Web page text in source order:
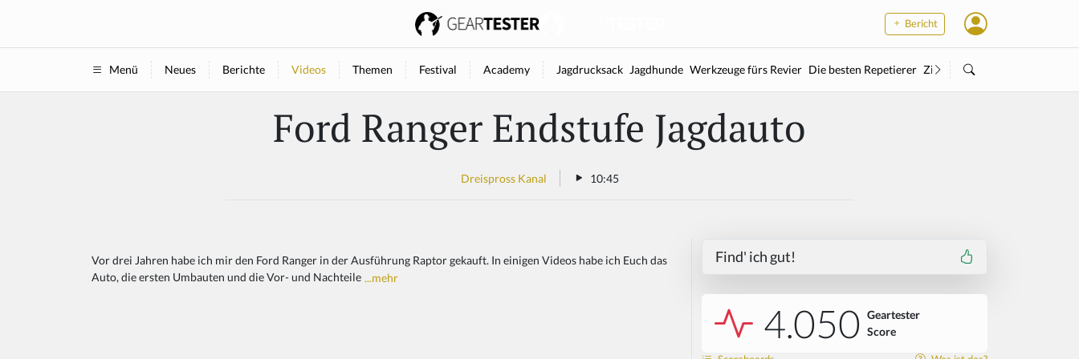
Bericht
Menü Neues Berichte Videos Themen Festival Academy Jagdrucksack Jagdhunde Werkzeuge fürs Revier Die besten Repetierer Zielstock
Ford Ranger Endstufe Jagdauto
Dreispross Kanal 10:45
Vor drei Jahren habe ich mir den Ford Ranger in der Ausführung Raptor gekauft. In einigen Videos habe ich Euch das
Auto, die ersten Umbauten und die Vor- und Nachteile ...mehr
Find' ich gut!
4.050 Geartester
Score